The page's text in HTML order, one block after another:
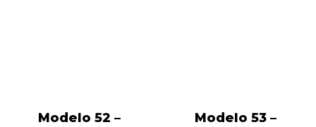
Modelo 52 –
Modelo 53 –